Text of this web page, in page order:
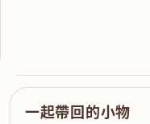
一起帶回的小物